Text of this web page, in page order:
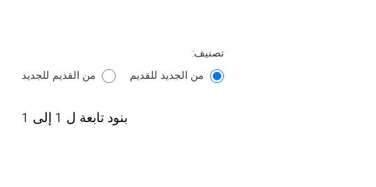
تصنيف:
من الجديد للقديم
من القديم للجديد
بنود تابعة ل 1 إلى 1